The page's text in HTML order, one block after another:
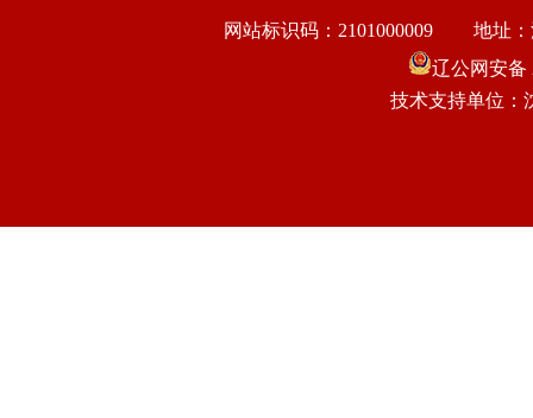
网站标识码：2101000009
地址
辽公网安备
技术支持单位：